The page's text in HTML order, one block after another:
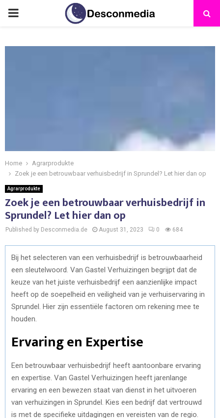
Home
Agrarprodukte
Zoek je een betrouwbaar verhuisbedrijf in Sprundel? Let hier dan op
Agrarprodukte
Zoek je een betrouwbaar verhuisbedrijf in
Sprundel? Let hier dan op
Published by Desconmedia.de August 31, 2023 0 684
Bij het selecteren van een verhuisbedrijf is betrouwbaarheid
een sleutelwoord. Van Gastel Verhuizingen begrijpt dat de
keuze van het juiste verhuisbedrijf een aanzienlijke impact
heeft op de soepelheid en veiligheid van je verhuiservaring in
Sprundel. Hier zijn essentiële factoren om rekening mee te
houden.
Ervaring en Expertise
Een betrouwbaar verhuisbedrijf heeft aantoonbare ervaring
en expertise. Van Gastel Verhuizingen heeft jarenlange
ervaring en een bewezen staat van dienst in het uitvoeren
van verhuizingen in Sprundel. Kies een bedrijf dat vertrouwd
is met de specifieke uitdagingen en vereisten van de regio.